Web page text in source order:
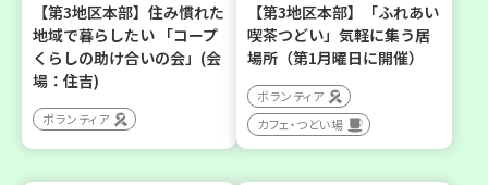
【第3地区本部】住み慣れた
地域で暮らしたい 「コープ
くらしの助け合いの会」(会
場：住吉)
ボランティア
【第3地区本部】「ふれあい
喫茶つどい」気軽に集う居
場所（第1月曜日に開催）
ボランティア
カフェ・つどい場